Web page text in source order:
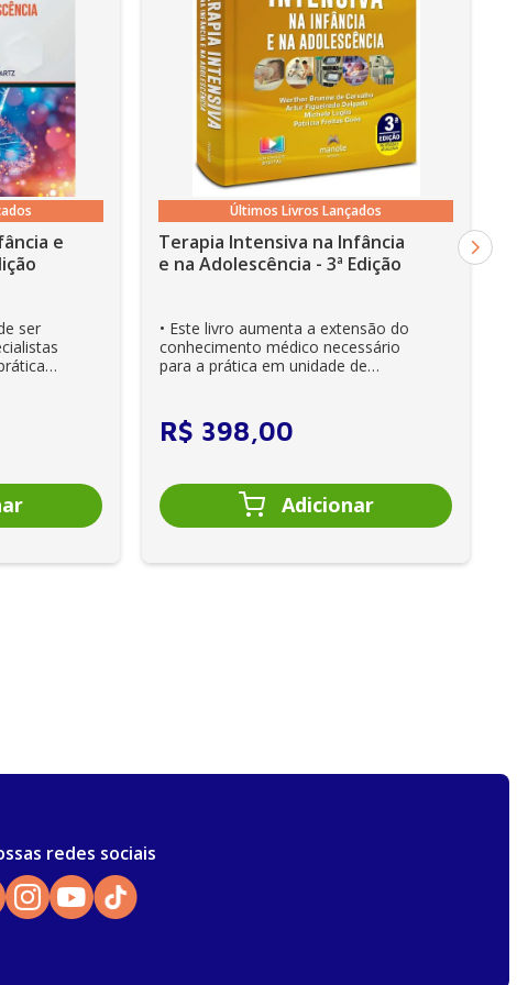
e
ser
Últimos Livros Lançados
Terapia Intensiva na Infância
e na Adolescência - 3ª Edição
• Este livro aumenta a extensão do
conhecimento médico necessário
para a prática em unidade de
R$ 398,00
redes sociais